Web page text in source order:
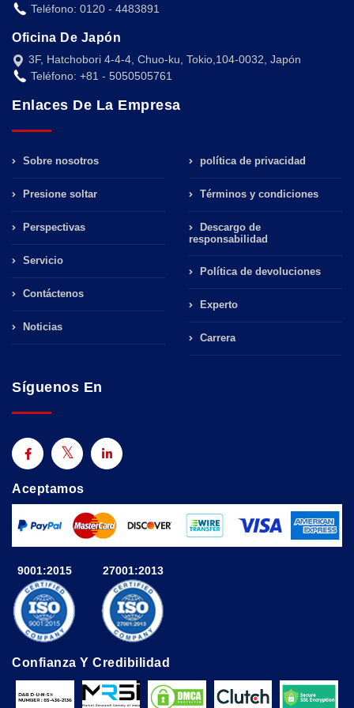
Teléfono: 0120 - 4483891
Oficina De Japón
3F, Hatchobori 4-4-4, Chuo-ku, Tokio,104-0032, Japón
Teléfono: +81 - 5050505761
Enlaces De La Empresa
Sobre nosotros
Presione soltar
Perspectivas
Servicio
Contáctenos
Noticias
política de privacidad
Términos y condiciones
Descargo de
responsabilidad
Política de devoluciones
Experto
Carrera
Síguenos En
Aceptamos
9001:2015 27001:2013
Confianza Y Credibilidad